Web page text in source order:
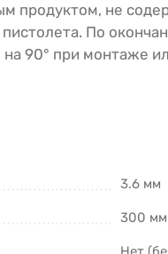
продуктом, не
По
90° при монтаже
3.6 мм
300 мм